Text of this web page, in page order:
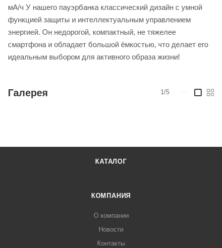
мА/ч У нашего пауэрбанка классический дизайн с умной
функцией защиты и интеллектуальным управлением
энергией. Он недорогой, компактный, не тяжелее
смартфона и обладает большой ёмкостью, что делает его
идеальным выбором для активного образа жизни!
Галерея 1/5
КАТАЛОГ
КОМПАНИЯ
О компании
Новости
Контакты